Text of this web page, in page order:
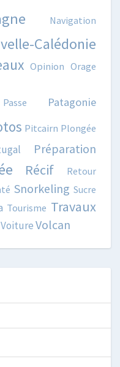
Navigation
Calédonie
Opinion Orage
Passe Patagonie
Pitcairn Plongée
Préparation
Récif
Retour
Snorkeling Sucre
Tourisme Travaux
VoitureVolcan